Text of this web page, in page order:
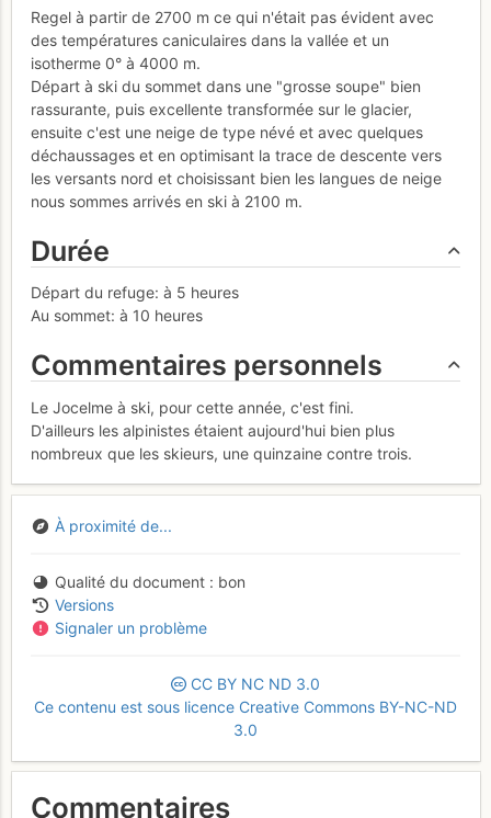
Regel à partir de 2700 m ce qui n'était pas évident avec
des températures caniculaires dans la vallée et un
isotherme 0° à 4000 m.
Départ à ski du sommet dans une "grosse soupe" bien
rassurante, puis excellente transformée sur le glacier,
ensuite c'est une neige de type névé et avec quelques
déchaussages et en optimisant la trace de descente vers
les versants nord et choisissant bien les langues de neige
nous sommes arrivés en ski à 2100 m.
Durée
Départ du refuge: à 5 heures
Au sommet: à 10 heures
Commentaires personnels
Le Jocelme à ski, pour cette année, c'est fini.
D'ailleurs les alpinistes étaient aujourd'hui bien plus
nombreux que les skieurs, une quinzaine contre trois.
À proximité de...
Qualité du document
bon
Versions
Signaler un problème
CC BY NC ND 3.0
Ce contenu est sous licence Creative Commons BY-NC-ND
3.0
Commentaires